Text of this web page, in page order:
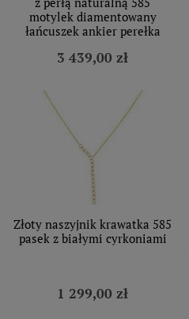
motylek diamentowany
łańcuszek ankier perełka
3 439,00 zł
Złoty naszyjnik krawatka 585
pasek z białymi cyrkoniami
1 299,00 zł